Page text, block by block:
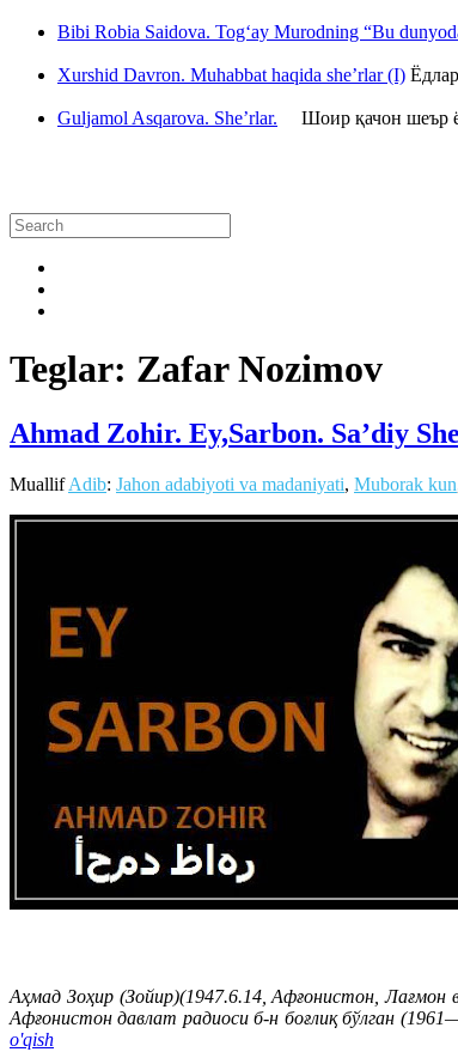
Bibi Robia Saidova. Tog‘ay Murodning “Bu
Xurshid Davron. Muhabbat haqida she’rlar (I)
Guljamol Asqarova. She’rlar. Шоир қачон шеър
Teglar: Zafar Nozimov
Ahmad Zohir. Ey,Sarbon. Sa’diy
MuallifAdib: Jahon adabiyoti va madaniyati, Muborak kun
Аҳмад Зоҳир (Зойир)(1947.6.14, Афғонистон,
Афғонистон давлат радиоси б-н боғлиқ бўлган
o'qish